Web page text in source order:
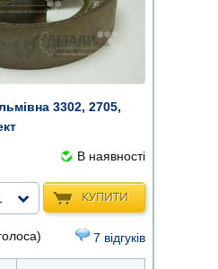
3302, 2705,
В наявності
КУПИТИ
7 відгуків